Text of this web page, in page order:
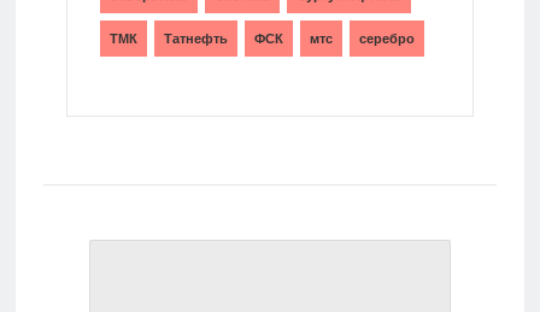
ТМК Татнефть ФСК мтс серебро